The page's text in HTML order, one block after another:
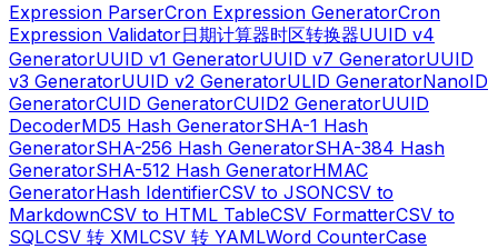
Expression ParserCron Expression GeneratorCron
Expression Validator日期计算器时区转换器UUID v4
GeneratorUUID v1 GeneratorUUID v7 GeneratorUUID
v3 GeneratorUUID v2 GeneratorULID GeneratorNanoID
GeneratorCUID GeneratorCUID2 GeneratorUUID
DecoderMD5 Hash GeneratorSHA-1 Hash
GeneratorSHA-256 Hash GeneratorSHA-384 Hash
GeneratorSHA-512 Hash GeneratorHMAC
GeneratorHash IdentifierCSV to JSONCSV to
MarkdownCSV to HTML TableCSV FormatterCSV to
SQLCSV 转 XMLCSV 转 YAMLWord CounterCase